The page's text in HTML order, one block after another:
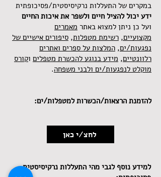
במקרים של התעללות נרקיסיסטית/פסיכופתית
ידע יכול להציל חיים ולשפר את איכות החיים
ועל כן ניתן למצוא באתר מאמרים
מקצועיים, רשימת מטפלות, סיפורים אישיים של
נפגעות/ים, המלצות על ספרים ואתרים
רלוונטיים, מידע בנוגע להכשרת מטפלים וקורס
מוקלט לנפגעות/ים ולבני משפחה.
להזמנת הרצאות/הכשרות למטפלות/ים:
לחצ/י כאן
למידע נוסף לגבי מהי התעללות נרקיסיסטית